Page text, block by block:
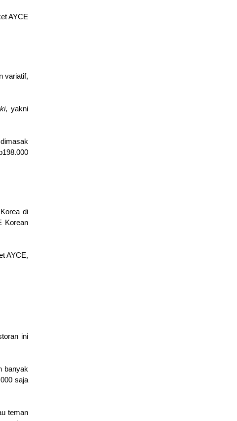
AYCE
variatif,
, yakni
di
Korean
AYCE,
ini
banyak
saja
teman